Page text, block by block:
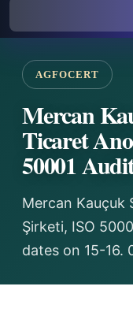
AGFOCERT
Mercan
Ticaret
50001
Mercan Kauçuk
Şirketi, ISO
dates on 15-16.